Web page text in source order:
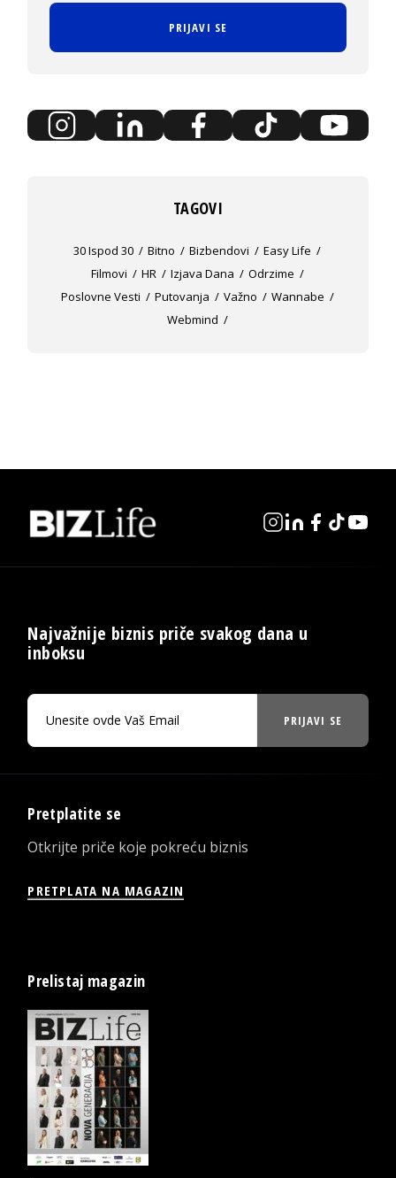
PRIJAVI SE
TAGOVI
30 Ispod 30 Bitno Bizbendovi
Easy Life
Filmovi
HR Izjava Dana
Odrzime
Poslovne Vesti
Putovanja Važno
Wannabe
Webmind
Najvažnije biznis priče svakog dana u
inboksu
PRIJAVI SE
Pretplatite se
Otkrijte priče koje pokreću biznis
PRETPLATA NA MAGAZIN
Prelistaj magazin